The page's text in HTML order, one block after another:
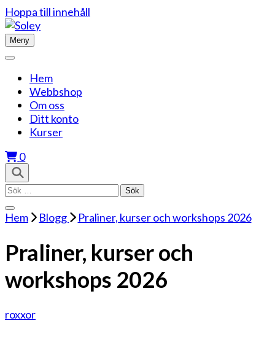
Hoppa till innehåll
Meny
Hem
Webbshop
Om oss
Ditt konto
Kurser
0
Sök
Hem
Blogg Praliner, kurser och workshops 2026
Praliner, kurser och
workshops 2026
roxxor